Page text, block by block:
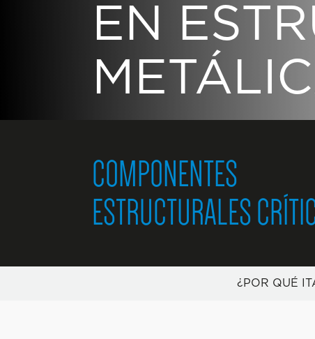
EN
COMPONENTES
ESTRUCTURALES
¿POR QUÉ